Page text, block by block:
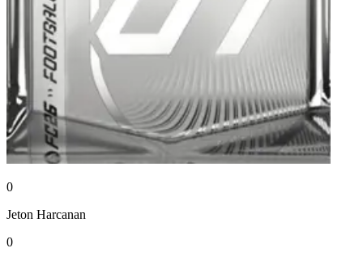
0
Jeton Harcanan
0